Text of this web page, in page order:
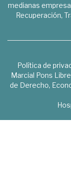
medianas
Recuperación,
Política de
Marcial Pons
de Derecho,